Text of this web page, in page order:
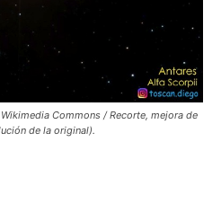
Commons / Recorte, mejora de
de la original).